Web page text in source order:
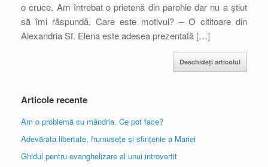
o cruce. Am întrebat o prietenă din parohie dar nu a ştiut
să îmi răspundă. Care este motivul? – O cititoare din
Alexandria Sf. Elena este adesea prezentată […]
Deschideți articolul
Articole recente
Am o problemă cu mândria. Ce pot face?
Adevărata libertate, frumusețe și sfințenie a Mariei
Ghidul pentru evanghelizare al unui introvertit